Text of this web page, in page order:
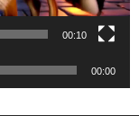
00:10
00:00